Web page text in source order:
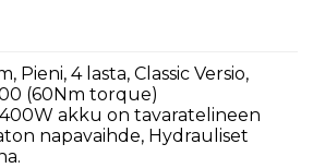
Pieni, 4 lasta, Classic Versio,
(60Nm torque)
akku on tavaratelineen
napavaihde, Hydrauliset